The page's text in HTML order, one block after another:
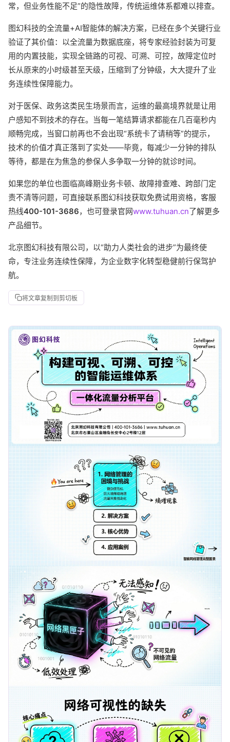
常，但业务性能不足”的隐性故障，传统运维体系都难以排查。
图幻科技的全流量+AI智能体的解决方案，已经在多个关键行业
验证了其价值：以全流量为数据底座，将专家经验封装为可复
用的内置技能，实现全链路的可视、可溯、可控，故障定位时
长从原来的小时级甚至天级，压缩到了分钟级，大大提升了业
务连续性保障能力。
对于医保、政务这类民生场景而言，运维的最高境界就是让用
户感知不到技术的存在。当每一笔结算请求都能在几百毫秒内
顺畅完成，当窗口前再也不会出现“系统卡了请稍等”的提示，
技术的价值才真正落到了实处——毕竟，每减少一分钟的排队
等待，都是在为焦急的参保人多争取一分钟的就诊时间。
如果您的单位也面临高峰期业务卡顿、故障排查难、跨部门定
责不清等问题，可直接联系图幻科技获取免费试用资格，客服
热线400-101-3686，也可登录官网www.tuhuan.cn了解更多
产品细节。
北京图幻科技有限公司，以“助力人类社会的进步”为最终使
命，专注业务连续性保障，为企业数字化转型稳健前行保驾护
航。
将文章复制到剪切板